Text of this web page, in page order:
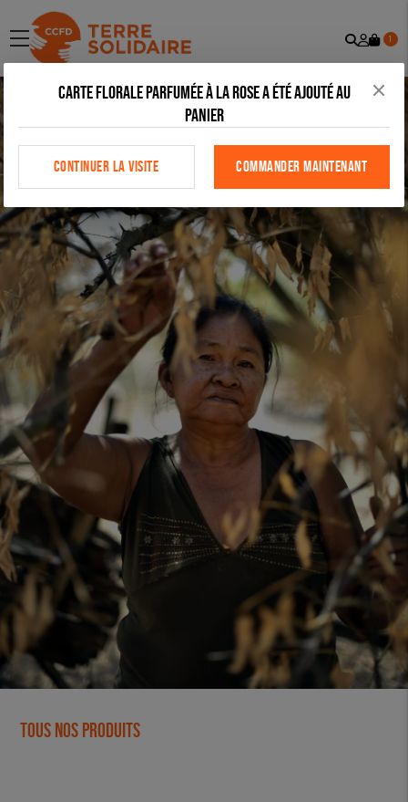
menu
Mon
1
Tous nos produits
Carte florale parfumée à la rose a été ajouté au
panier
CONTINUER LA VISITE COMMANDER MAINTENANT